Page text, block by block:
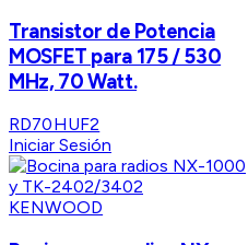
Transistor de Potencia
MOSFET para 175 / 530
MHz, 70 Watt.
RD70HUF2
Iniciar Sesión
KENWOOD